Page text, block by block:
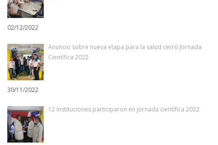
02/12/2022
Anuncio sobre nueva etapa para la salud cerró Jornada
Científica 2022
30/11/2022
12 Instituciones participaron en jornada científica 2022